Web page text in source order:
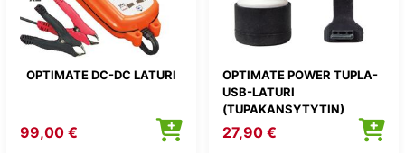
OPTIMATE DC-DC LATURI
99,00 €
OPTIMATE POWER TUPLA-
USB-LATURI
(TUPAKANSYTYTIN)
27,90 €